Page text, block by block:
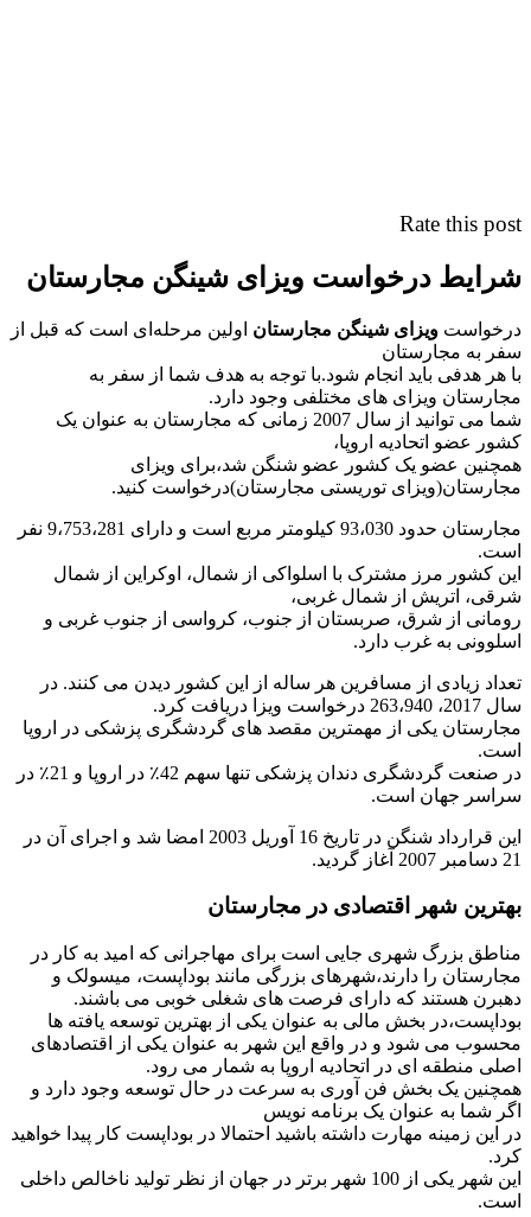
Rate this post
شرایط درخواست ویزای شینگن مجارستان
درخواست ویزای شینگن مجارستان اولین مرحله‌ای است که قبل از
سفر به مجارستان
با هر هدفی باید انجام شود.با توجه به هدف شما از سفر به
مجارستان ویزای های مختلفی وجود دارد.
شما می توانید از سال 2007 زمانی که مجارستان به عنوان یک
کشور عضو اتحادیه اروپا،
همچنین عضو یک کشور عضو شنگن شد،برای ویزای
مجارستان(ویزای توریستی مجارستان)درخواست کنید.
مجارستان حدود 93،030 کیلومتر مربع است و دارای 9،753،281 نفر
است.
این کشور مرز مشترک با اسلواکی از شمال، اوکراین از شمال
شرقی، اتریش از شمال غربی،
رومانی از شرق، صربستان از جنوب، کرواسی از جنوب غربی و
اسلوونی به غرب دارد.
تعداد زیادی از مسافرین هر ساله از این کشور دیدن می کنند. در
سال 2017، 263،940 درخواست ویزا دریافت کرد.
مجارستان یکی از مهمترین مقصد های گردشگری پزشکی در اروپا
است.
در صنعت گردشگری دندان پزشکی تنها سهم 42٪ در اروپا و 21٪ در
سراسر جهان است.
این قرارداد شنگن در تاریخ 16 آوریل 2003 امضا شد و اجرای آن در
21 دسامبر 2007 آغاز گردید.
بهترین شهر اقتصادی در مجارستان
مناطق بزرگ شهری جایی است برای مهاجرانی که امید به کار در
مجارستان را دارند،شهرهای بزرگی مانند بوداپست، میسولک و
دهبرن هستند که دارای فرصت های شغلی خوبی می باشند.
بوداپست،در بخش مالی به عنوان یکی از بهترین توسعه یافته ها
محسوب می شود و در واقع این شهر به عنوان یکی از اقتصادهای
اصلی منطقه ای در اتحادیه اروپا به شمار می رود.
همچنین یک بخش فن آوری به سرعت در حال توسعه وجود دارد و
اگر شما به عنوان یک برنامه نویس
در این زمینه مهارت داشته باشید احتمالا در بوداپست کار پیدا خواهید
کرد.
این شهر یکی از 100 شهر برتر در جهان از نظر تولید ناخالص داخلی
است.